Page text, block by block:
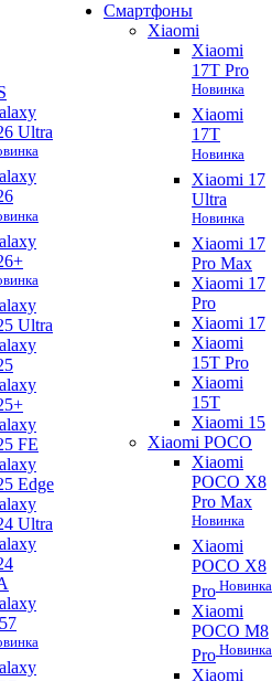
Ultra
Ultra
FE
Edge
Ultra
Смартфоны
Xiaomi
Xiaomi
17T Pro
Новинка
Xiaomi
17T
Новинка
Xiaomi 17
Ultra
Новинка
Xiaomi 17
Pro Max
Xiaomi 17
Pro
Xiaomi 17
Xiaomi
15T Pro
Xiaomi
15T
Xiaomi 15
Xiaomi POCO
Xiaomi
POCO X8
Pro Max
Новинка
Xiaomi
POCO X8
Pro Новинка
Xiaomi
POCO M8
Pro Новинка
Xiaomi